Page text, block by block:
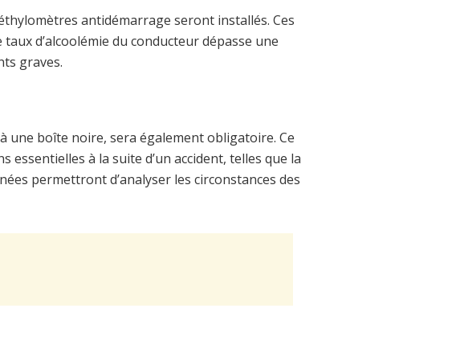
antidémarrage seront installés. Ces
d’alcoolémie du conducteur dépasse une
graves.
une boîte noire, sera également obligatoire. Ce
à la suite d’un accident, telles que la
permettront d’analyser les circonstances des